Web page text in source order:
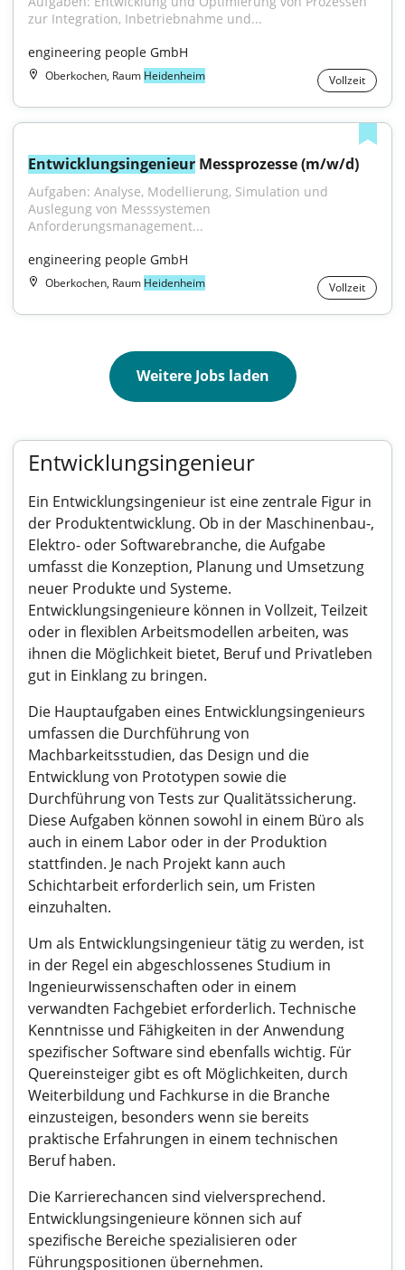
zur Integration, Inbetriebnahme und...
engineering people GmbH
Oberkochen, Raum Heidenheim Vollzeit
Entwicklungsingenieur Messprozesse (m/w/d)
Aufgaben: Analyse, Modellierung, Simulation und
Auslegung von Messsystemen
Anforderungsmanagement...
engineering people GmbH
Oberkochen, Raum Heidenheim Vollzeit
Weitere Jobs laden
Entwicklungsingenieur
Ein Entwicklungsingenieur ist eine zentrale Figur in
der Produktentwicklung. Ob in der Maschinenbau-,
Elektro- oder Softwarebranche, die Aufgabe
umfasst die Konzeption, Planung und Umsetzung
neuer Produkte und Systeme.
Entwicklungsingenieure können in Vollzeit, Teilzeit
oder in flexiblen Arbeitsmodellen arbeiten, was
ihnen die Möglichkeit bietet, Beruf und Privatleben
gut in Einklang zu bringen.
Die Hauptaufgaben eines Entwicklungsingenieurs
umfassen die Durchführung von
Machbarkeitsstudien, das Design und die
Entwicklung von Prototypen sowie die
Durchführung von Tests zur Qualitätssicherung.
Diese Aufgaben können sowohl in einem Büro als
auch in einem Labor oder in der Produktion
stattfinden. Je nach Projekt kann auch
Schichtarbeit erforderlich sein, um Fristen
einzuhalten.
Um als Entwicklungsingenieur tätig zu werden, ist
in der Regel ein abgeschlossenes Studium in
Ingenieurwissenschaften oder in einem
verwandten Fachgebiet erforderlich. Technische
Kenntnisse und Fähigkeiten in der Anwendung
spezifischer Software sind ebenfalls wichtig. Für
Quereinsteiger gibt es oft Möglichkeiten, durch
Weiterbildung und Fachkurse in die Branche
einzusteigen, besonders wenn sie bereits
praktische Erfahrungen in einem technischen
Beruf haben.
Die Karrierechancen sind vielversprechend.
Entwicklungsingenieure können sich auf
spezifische Bereiche spezialisieren oder
Führungspositionen übernehmen.